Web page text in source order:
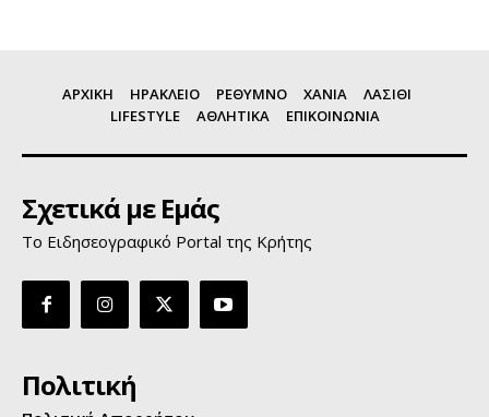
ΑΡΧΙΚΗ ΗΡΑΚΛΕΙΟ ΡΕΘΥΜΝΟ ΧΑΝΙΑ
ΛΑΣΙΘΙ
LIFESTYLE
ΑΘΛΗΤΙΚΑ ΕΠΙΚΟΙΝΩΝΙΑ
Σχετικά με Εμάς
Το Ειδησεογραφικό Portal της Κρήτης
Πολιτική